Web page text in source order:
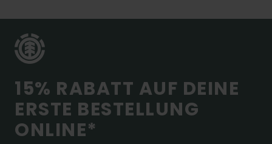
15% RABATT AUF DEINE
ERSTE BESTELLUNG
ONLINE*